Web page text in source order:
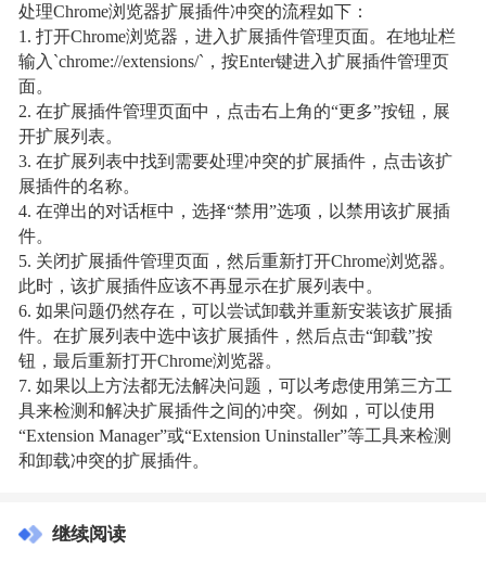
处理Chrome浏览器扩展插件冲突的流程如下：
1. 打开Chrome浏览器，进入扩展插件管理页面。在地址栏
输入`chrome://extensions/`，按Enter键进入扩展插件管理页
面。
2. 在扩展插件管理页面中，点击右上角的“更多”按钮，展
开扩展列表。
3. 在扩展列表中找到需要处理冲突的扩展插件，点击该扩
展插件的名称。
4. 在弹出的对话框中，选择“禁用”选项，以禁用该扩展插
件。
5. 关闭扩展插件管理页面，然后重新打开Chrome浏览器。
此时，该扩展插件应该不再显示在扩展列表中。
6. 如果问题仍然存在，可以尝试卸载并重新安装该扩展插
件。在扩展列表中选中该扩展插件，然后点击“卸载”按
钮，最后重新打开Chrome浏览器。
7. 如果以上方法都无法解决问题，可以考虑使用第三方工
具来检测和解决扩展插件之间的冲突。例如，可以使用
“Extension Manager”或“Extension Uninstaller”等工具来检测
和卸载冲突的扩展插件。
继续阅读